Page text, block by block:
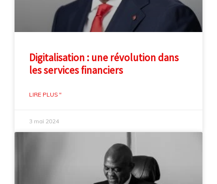
Digitalisation : une révolution dans
les services financiers
LIRE PLUS "
3 mai 2024